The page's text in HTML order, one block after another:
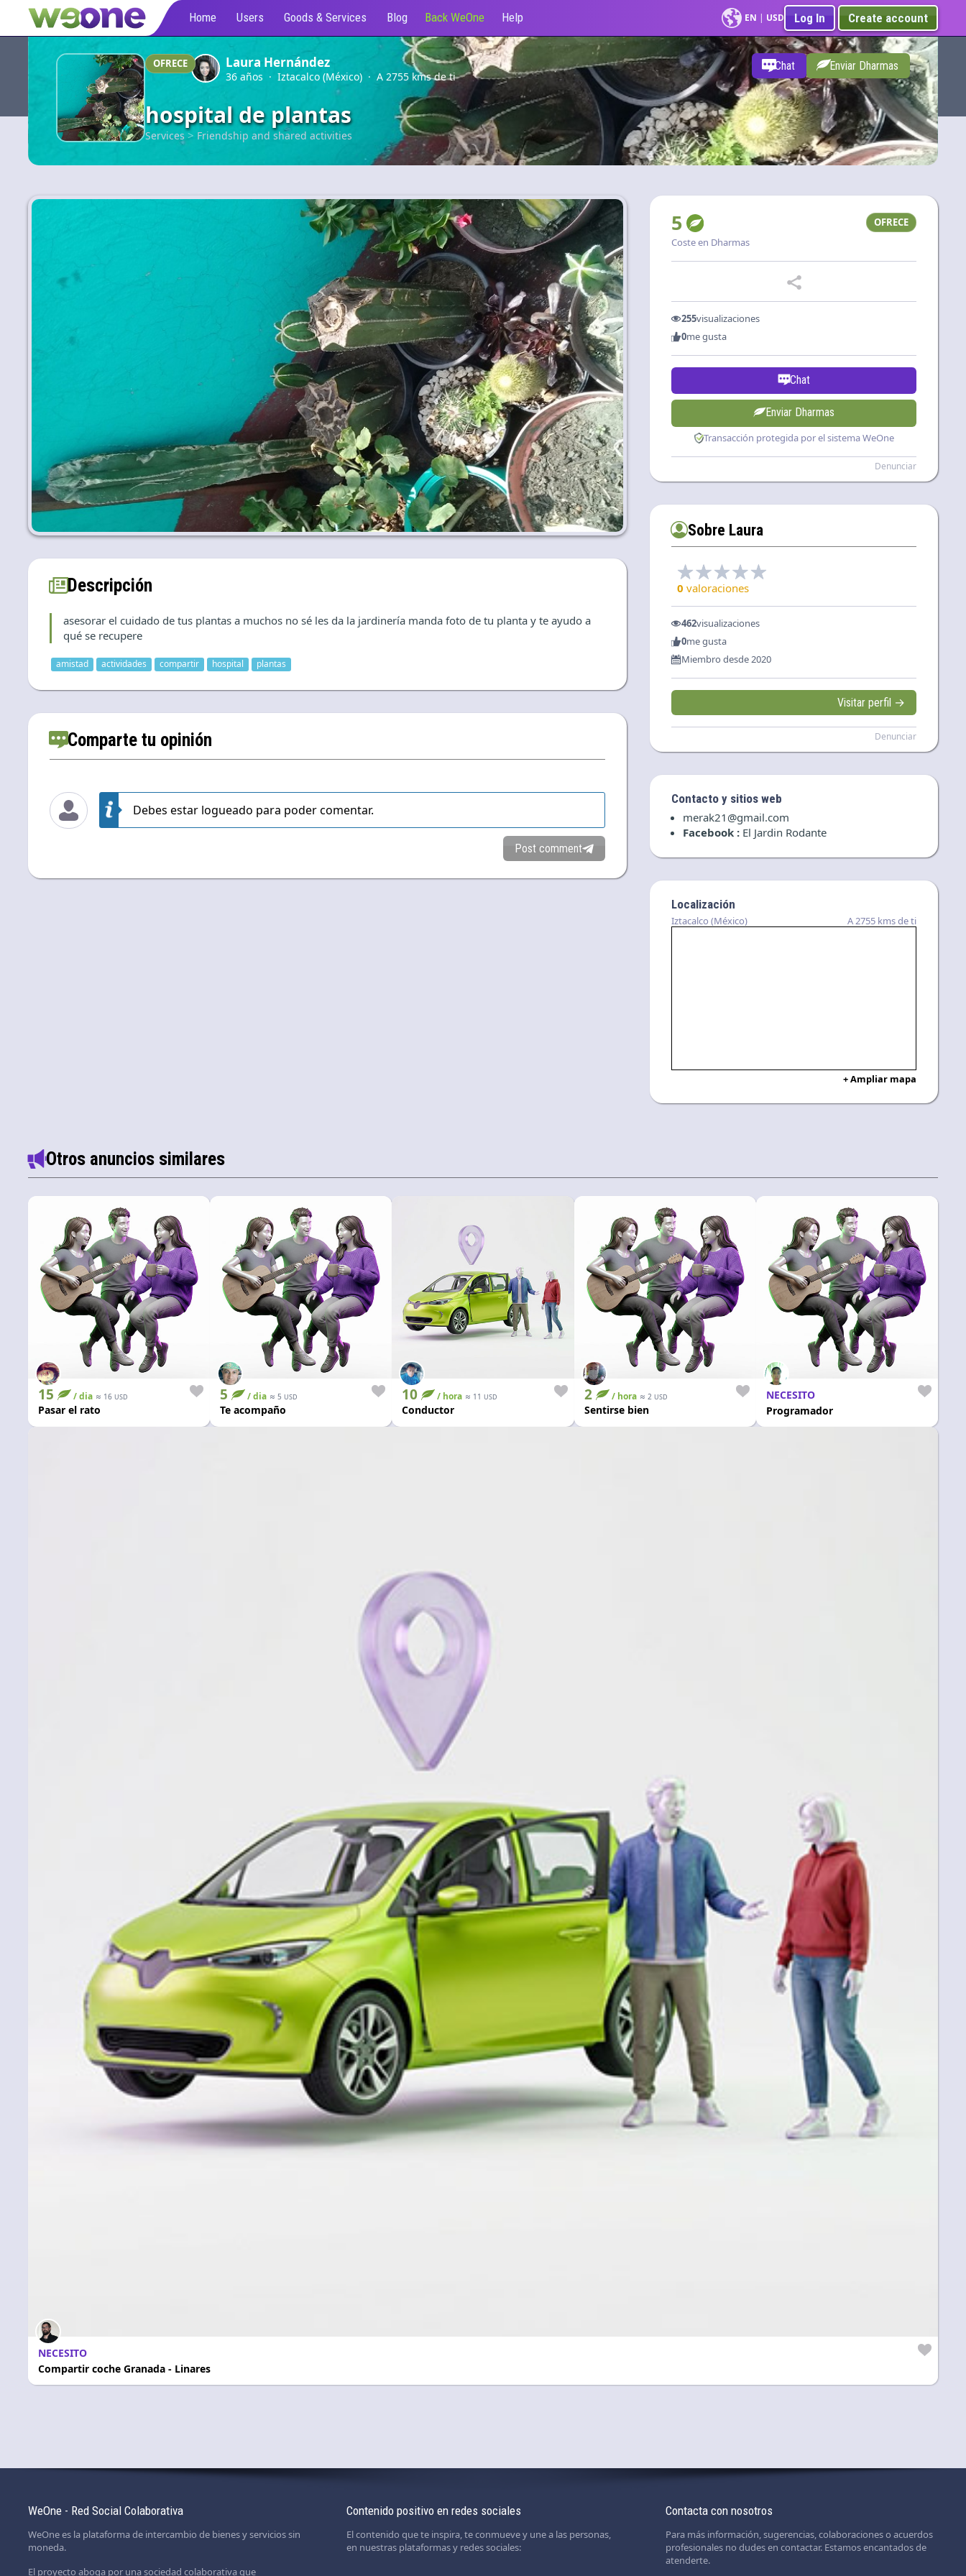
Home Users Goods & Services Blog Back WeOne Help EN | USD Log In Create account
OFRECE Laura Hernández
36 años · Iztacalco (México) · A 2755 kms de ti
hospital de plantas
Services > Friendship and shared activities
Chat Enviar Dharmas
Descripción
asesorar el cuidado de tus plantas a muchos no sé les da la jardinería manda foto de tu planta y te ayudo a
qué se recupere
amistad actividades compartir hospital plantas
Comparte tu opinión
Debes estar logueado para poder comentar.
Post comment
5
Coste en Dharmas
OFRECE
255visualizaciones
0me gusta
Chat
Enviar Dharmas
Transacción protegida por el sistema WeOne
Denunciar
Sobre Laura
0 valoraciones
462visualizaciones
0me gusta
Miembro desde 2020
Visitar perfil →
Denunciar
Contacto y sitios web
merak21@gmail.com
Facebook : El Jardin Rodante
Localización
Iztacalco (México) A 2755 kms de ti
+ Ampliar mapa
Otros anuncios similares
15 / dia ≈ 16 USD
Pasar el rato
5 / dia ≈5 USD
Te acompaño
10 / hora ≈ 11 USD
Conductor
2 / hora ≈ 2 USD
Sentirse bien
NECESITO
Programador
NECESITO
Compartir coche Granada - Linares
WeOne - Red Social Colaborativa
WeOne es la plataforma de intercambio de bienes y servicios sin
moneda.
El proyecto aboga por una sociedad colaborativa que
Contenido positivo en redes sociales
El contenido que te inspira, te conmueve y une a las personas,
en nuestras plataformas y redes sociales:
Contacta con nosotros
Para más información, sugerencias, colaboraciones o acuerdos
profesionales no dudes en contactar. Estamos encantados de
atenderte.